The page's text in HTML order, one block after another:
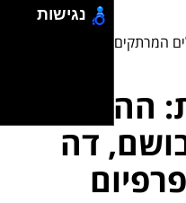
המרתקים בין בושם, דה
ההבדלים
דה
נגישות